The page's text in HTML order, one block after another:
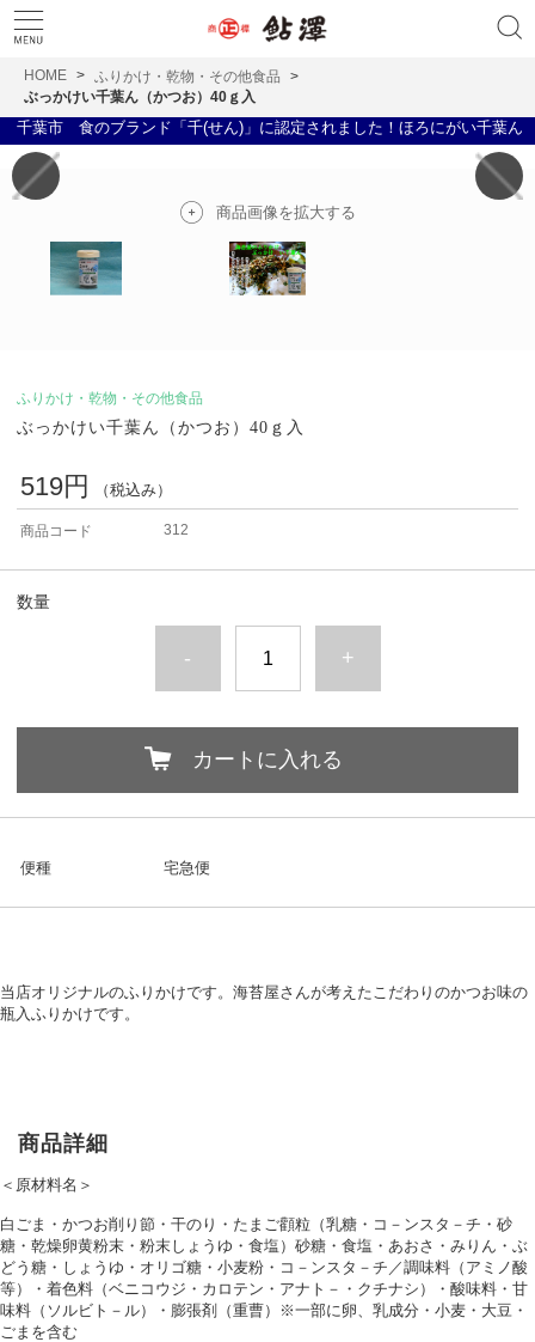
HOME
ふりかけ・乾物・その他食品
ぶっかけい千葉ん（かつお）40ｇ入
千葉市 食のブランド「千(せん)」に認定されました！ほろにがい千葉ん
商品画像を拡大する
ふりかけ・乾物・その他食品
ぶっかけい千葉ん（かつお）40ｇ入
519円 （税込み）
商品コード 312
数量
- +
カートに入れる
便種 宅急便
当店オリジナルのふりかけです。海苔屋さんが考えたこだわりのかつお味の
瓶入ふりかけです。
商品詳細
＜原材料名＞
白ごま・かつお削り節・干のり・たまご顴粒（乳糖・コ－ンスタ－チ・砂
糖・乾燥卵黄粉末・粉末しょうゆ・食塩）砂糖・食塩・あおさ・みりん・ぶ
どう糖・しょうゆ・オリゴ糖・小麦粉・コ－ンスタ－チ／調味料（アミノ酸
等）・着色料（ベニコウジ・カロテン・アナト－・クチナシ）・酸味料・甘
味料（ソルビト－ル）・膨張剤（重曹）※一部に卵、乳成分・小麦・大豆・
ごまを含む